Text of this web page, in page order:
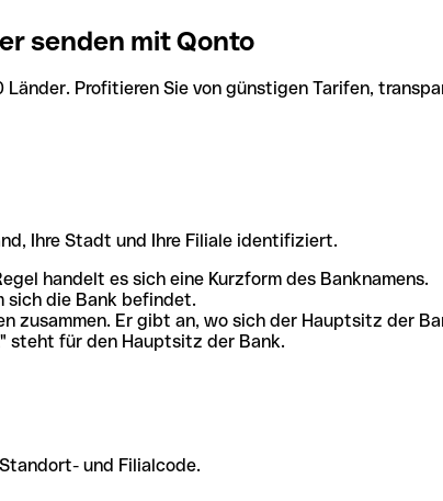
senden mit Qonto
Profitieren Sie von günstigen Tarifen,
Ihre Stadt und Ihre Filiale identifiziert.
handelt es sich eine Kurzform des Banknamens.
sich die Bank befindet.
zusammen. Er gibt an, wo sich der Hauptsitz der
steht für den Hauptsitz der Bank.
und Filialcode.